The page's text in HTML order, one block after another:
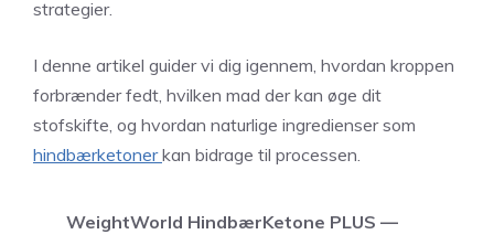
strategier.
I denne artikel guider vi dig igennem, hvordan kroppen
forbrænder fedt, hvilken mad der kan øge dit
stofskifte, og hvordan naturlige ingredienser som
hindbærketonerkan bidrage til processen.
WeightWorld HindbærKetone PLUS —